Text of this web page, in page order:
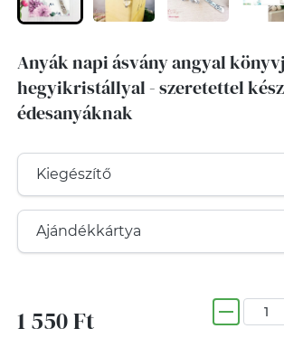
Anyák napi ásvány angyal
hegyikristállyal - szeretettel
édesanyáknak
1 550 Ft